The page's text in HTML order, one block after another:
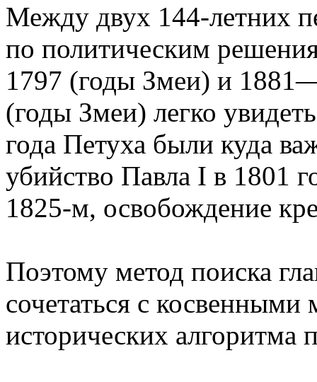
Между двух 144-летних
по политическим
1797 (годы Змеи) и
(годы Змеи) легко
года Петуха были куда
убийство Павла I в 1801
1825-м, освобождение
Поэтому метод поиска
сочетаться с
исторических